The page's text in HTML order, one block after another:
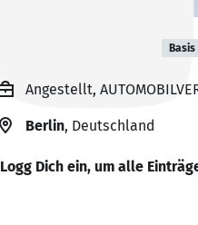
Chargui Basis
Angestellt,
Berlin, Deutschland
Logg Dich ein, um alle